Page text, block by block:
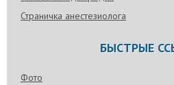
Страничка анестезиолога
БЫСТРЫЕ
Фото